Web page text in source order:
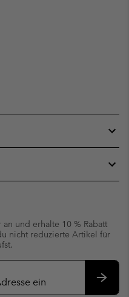
und erhalte 10 % Rabatt
nicht reduzierte Artikel für